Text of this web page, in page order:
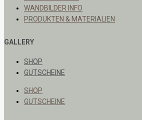
WANDBILDER INFO
PRODUKTEN & MATERIALIEN
GALLERY
SHOP
GUTSCHEINE
SHOP
GUTSCHEINE